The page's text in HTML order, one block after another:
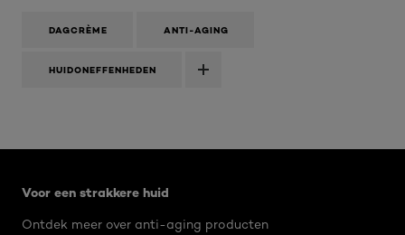
DAGCRÈME ANTI-AGING
HUIDONEFFENHEDEN
Voor een strakkere huid
Ontdek meer over anti-aging producten